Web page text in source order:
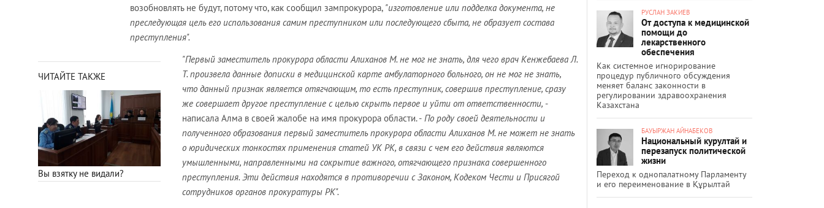
возобновлять не будут, потому что, как сообщил зампрокурора, "изготовление или подделка документа, не
преследующая цель его использования самим преступником или последующего сбыта, не образует состава
преступления".
ЧИТАЙТЕ ТАКЖЕ
Вы взятку не видали?
"Первый заместитель прокурора области Алиханов М. не мог не знать, для чего врач Кенжебаева Л.
Т. произвела данные дописки в медицинской карте амбулаторного больного, он не мог не знать,
что данный признак является отягчающим, то есть преступник, совершив преступление, сразу
же совершает другое преступление с целью скрыть первое и уйти от ответственности, -
написала Алма в своей жалобе на имя прокурора области. - По роду своей деятельности и
полученного образования первый заместитель прокурора области Алиханов М. не может не знать
о юридических тонкостях применения статей УК РК, в связи с чем его действия являются
умышленными, направленными на сокрытие важного, отягчающего признака совершенного
преступления. Эти действия находятся в противоречии с Законом, Кодеком Чести и Присягой
сотрудников органов прокуратуры РК".
РУСЛАН ЗАКИЕВ
От доступа к медицинской
помощи до
лекарственного
обеспечения
Как системное игнорирование
процедур публичного обсуждения
меняет баланс законности в
регулировании здравоохранения
Казахстана
БАУЫРЖАН АЙНАБЕКОВ
Национальный курултай и
перезапуск политической
жизни
Переход к однопалатному Парламенту
и его переименование в Құрылтай